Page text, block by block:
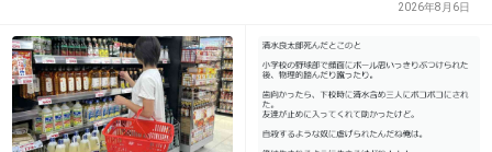
-6
2026年8月6日